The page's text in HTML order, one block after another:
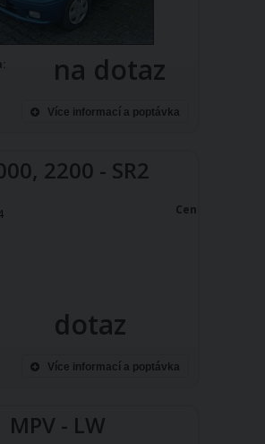
na dotaz
Více informací a poptávka
2200 - SR2
Cena:
dotaz
Více informací a poptávka
MPV - LW